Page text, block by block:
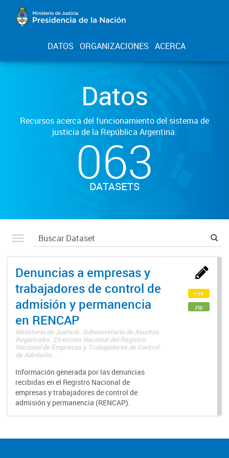
DATOS ORGANIZACIONES ACERCA
Datos
Recursos acerca del funcionamiento del sistema de
justicia de la República Argentina.
063
DATASETS
Denuncias a empresas y
trabajadores de control de
admisión y permanencia
en RENCAP
Ministerio de Justicia. Subsecretaría de Asuntos
Registrales. Dirección Nacional del Registro
Nacional de Empresas y Trabajadores de Control
de Admisión...
Información generada por las denuncias
recibidas en el Registro Nacional de
empresas y trabajadores de control de
admisión y permanencia (RENCAP).
csv
zip